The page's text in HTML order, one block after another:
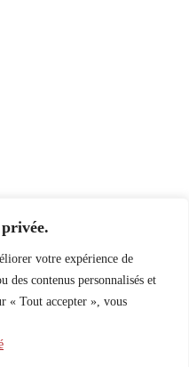
votre expérience de
contenus personnalisés et
« Tout accepter », vous